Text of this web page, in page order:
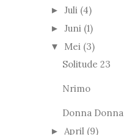
► Juli (4)
► Juni (1)
▼ Mei (3)
Solitude 23
Nrimo
Donna Donna
► April (9)